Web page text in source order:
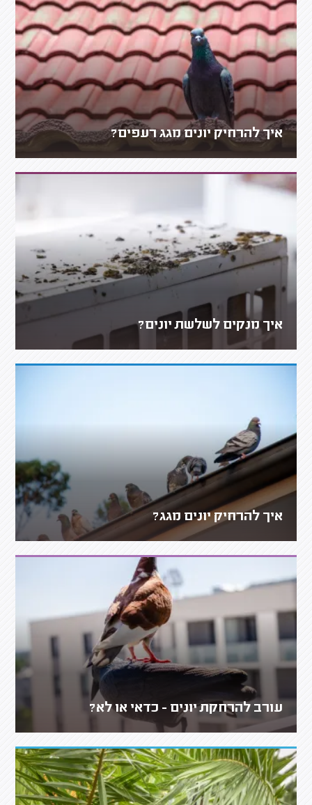
איך להרחיק יונים מגג רעפים?
איך מנקים לשלשת יונים?
איך להרחיק יונים מגג?
עורב להרחקת יונים - כדאי או לא?